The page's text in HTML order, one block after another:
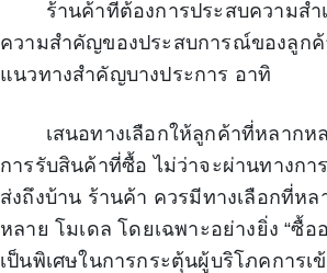
ร้านค้าที่ต้องการประสบความสำเ
ความสำคัญของประสบการณ์ของลูก
แนวทางสำคัญบางประการ อาทิ
เสนอทางเลือกให้ลูกค้าที่หลากห
การรับสินค้าที่ซื้อ ไม่ว่าจะผ่านทางก
ส่งถึงบ้าน ร้านค้า ควรมีทางเลือกที่ห
หลาย โมเดล โดยเฉพาะอย่างยิ่ง “ซื้
เป็นพิเศษในการกระตุ้นผู้บริโภคการ